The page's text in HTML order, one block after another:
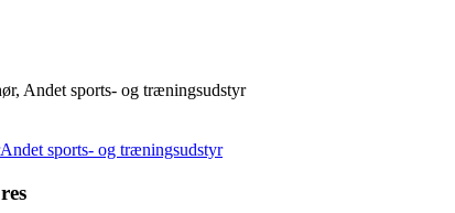
Andet sports- og træningsudstyr
Andet sports- og træningsudstyr